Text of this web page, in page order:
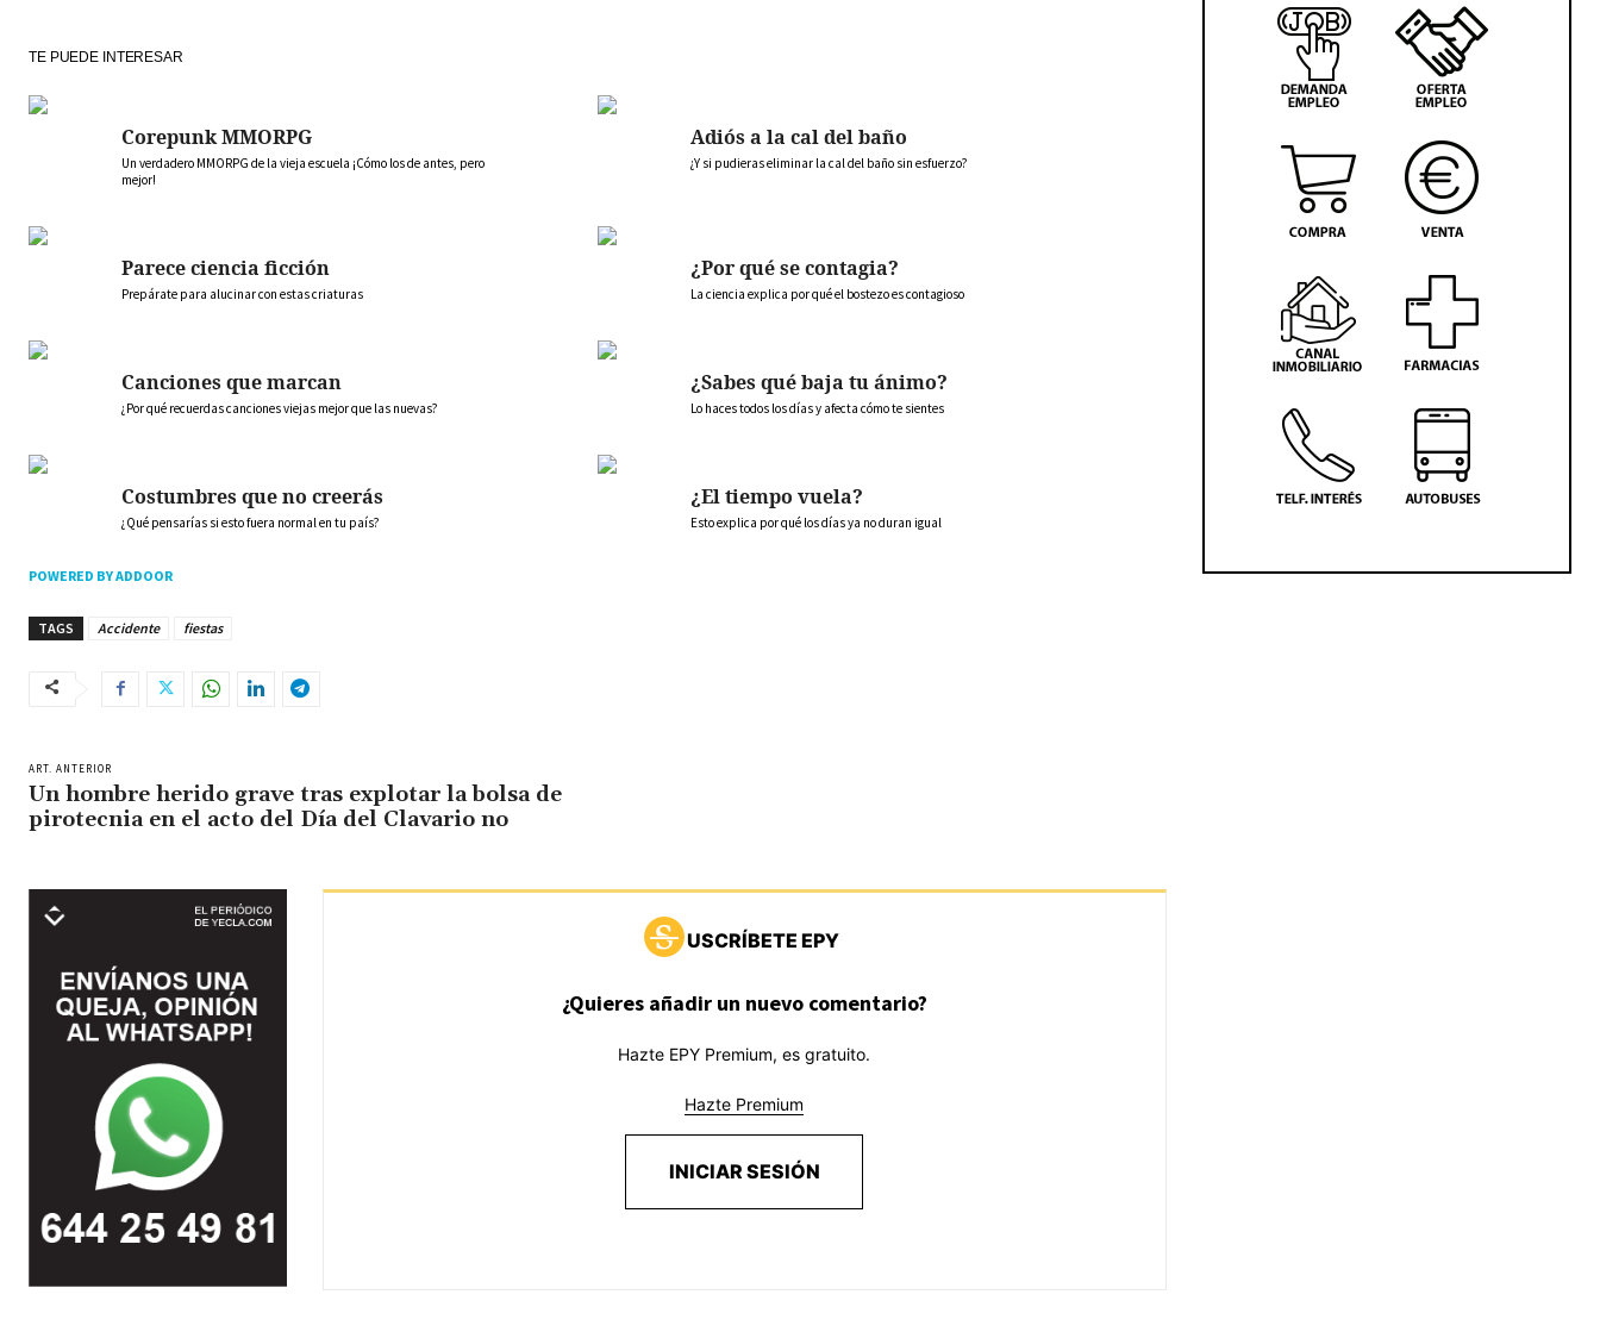
TE PUEDE INTERESAR
Corepunk MMORPG
Un verdadero MMORPG de la vieja escuela ¡Cómo los de antes, pero
mejor!
Adiós a la cal del baño
¿Y si pudieras eliminar la cal del baño sin esfuerzo?
Parece ciencia ficción
Prepárate para alucinar con estas criaturas
¿Por qué se contagia?
La ciencia explica por qué el bostezo es contagioso
Canciones que marcan
¿Por qué recuerdas canciones viejas mejor que las nuevas?
¿Sabes qué baja tu ánimo?
Lo haces todos los días y afecta cómo te sientes
Costumbres que no creerás
¿Qué pensarías si esto fuera normal en tu país?
¿El tiempo vuela?
Esto explica por qué los días ya no duran igual
POWERED BY ADDOOR
TAGS Accidente fiestas
ART. ANTERIOR
Un hombre herido grave tras explotar la bolsa de
pirotecnia en el acto del Día del Clavario no
USCRÍBETE EPY
¿Quieres añadir un nuevo comentario?
Hazte EPY Premium, es gratuito.
Hazte Premium
INICIAR SESIÓN